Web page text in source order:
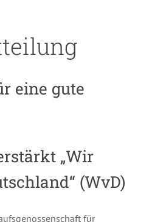
eine gute
„Wir
(WvD)
für